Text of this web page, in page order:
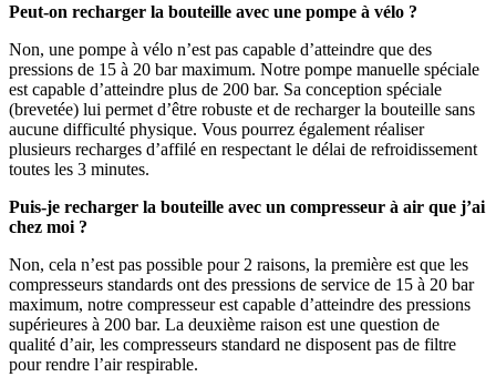
Peut-on recharger la bouteille avec une pompe à vélo ?
Non, une pompe à vélo n’est pas capable d’atteindre que des
pressions de 15 à 20 bar maximum. Notre pompe manuelle spéciale
est capable d’atteindre plus de 200 bar. Sa conception spéciale
(brevetée) lui permet d’être robuste et de recharger la bouteille sans
aucune difficulté physique. Vous pourrez également réaliser
plusieurs recharges d’affilé en respectant le délai de refroidissement
toutes les 3 minutes.
Puis-je recharger la bouteille avec un compresseur à air que j’ai
chez moi ?
Non, cela n’est pas possible pour 2 raisons, la première est que les
compresseurs standards ont des pressions de service de 15 à 20 bar
maximum, notre compresseur est capable d’atteindre des pressions
supérieures à 200 bar. La deuxième raison est une question de
qualité d’air, les compresseurs standard ne disposent pas de filtre
pour rendre l’air respirable.